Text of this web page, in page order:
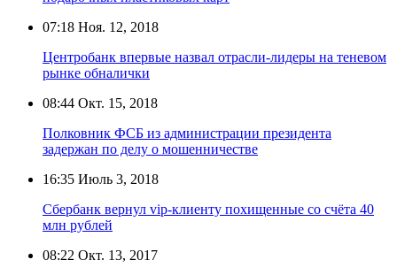
07:18 Ноя. 12, 2018
Центробанк впервые назвал отрасли-лидеры на теневом
рынке обналички
08:44 Окт. 15, 2018
Полковник ФСБ из администрации президента
задержан по делу о мошенничестве
16:35 Июль 3, 2018
Сбербанк вернул vip-клиенту похищенные со счёта 40
млн рублей
08:22 Окт. 13, 2017